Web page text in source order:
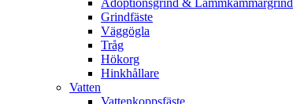
Adoptionsgrind & Lammkammargrind
Grindfäste
Väggögla
Tråg
Hökorg
Hinkhållare
Vatten
Vattenkoppsfäste